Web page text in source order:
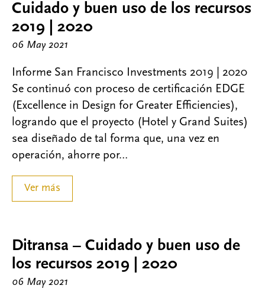
Cuidado y buen uso de los recursos
2019 | 2020
06 May 2021
Informe San Francisco Investments 2019 | 2020
Se continuó con proceso de certificación EDGE
(Excellence in Design for Greater Efficiencies),
logrando que el proyecto (Hotel y Grand Suites)
sea diseñado de tal forma que, una vez en
operación, ahorre por…
Ver más
Ditransa – Cuidado y buen uso de
los recursos 2019 | 2020
06 May 2021